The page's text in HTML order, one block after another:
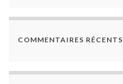
COMMENTAIRES RÉCENTS